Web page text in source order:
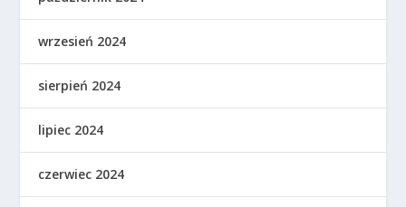
wrzesień 2024
sierpień 2024
lipiec 2024
czerwiec 2024